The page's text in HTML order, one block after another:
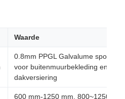
Waarde
0.8mm PPGL Galvalume spoel
voor buitenmuurbekleding en villa
dakversiering
600 mm-1250 mm, 800~1250 mm